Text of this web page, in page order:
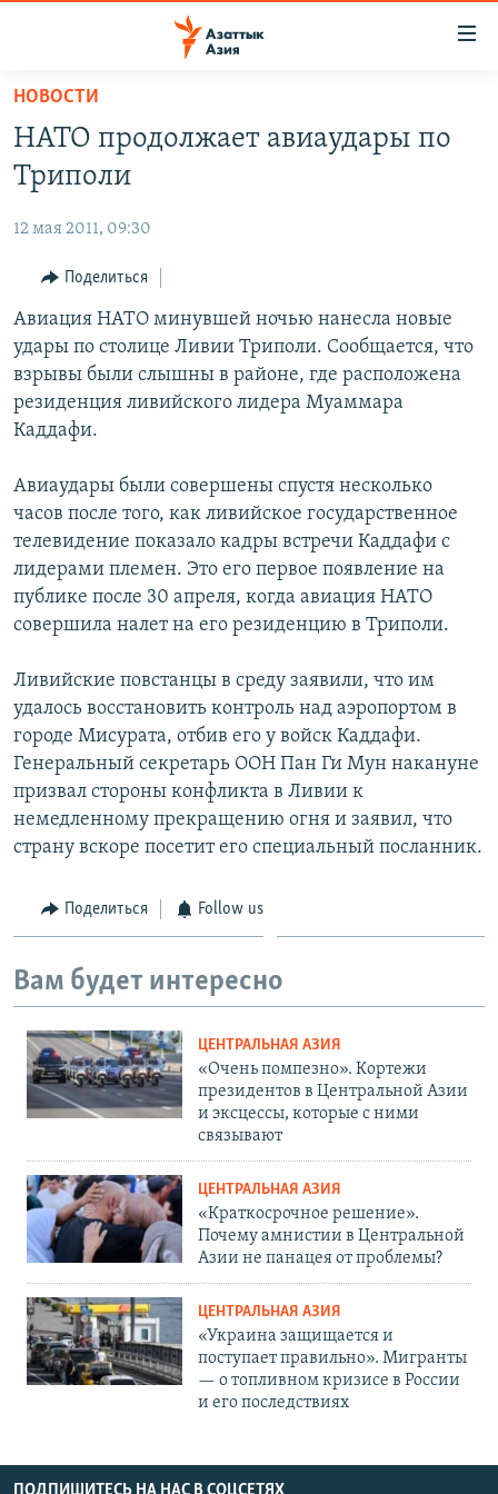
Вернуться
основному
содержанию
Вернутся
навигации
Вернутся
поиску
УЗБЕКИСТАН
ТАДЖИКИСТАН
ВОЙНА В УКРАИНЕ
НА ДРУГИХ ЯЗЫКАХ
ҚАЗАҚША
КЫРГЫЗЧА
ЎЗБЕКЧА
ТОҶИКӢ
TÜRKMENÇE
Все сайты РСЕ/РС
НОВОСТИ
НАТО продолжает авиаудары по
Триполи
12 мая 2011, 09:30
Поделиться
Авиация НАТО минувшей ночью нанесла новые
удары по столице Ливии Триполи. Сообщается, что
взрывы были слышны в районе, где расположена
резиденция ливийского лидера Муаммара
Каддафи.
Авиаудары были совершены спустя несколько
часов после того, как ливийское государственное
телевидение показало кадры встречи Каддафи с
лидерами племен. Это его первое появление на
публике после 30 апреля, когда авиация НАТО
совершила налет на его резиденцию в Триполи.
Ливийские повстанцы в среду заявили, что им
удалось восстановить контроль над аэропортом в
городе Мисурата, отбив его у войск Каддафи.
Генеральный секретарь ООН Пан Ги Мун накануне
призвал стороны конфликта в Ливии к
немедленному прекращению огня и заявил, что
страну вскоре посетит его специальный посланник.
Поделиться Follow us
Вам будет интересно
ЦЕНТРАЛЬНАЯ АЗИЯ
«Очень помпезно». Кортежи
президентов в Центральной Азии
и эксцессы, которые с ними
связывают
ЦЕНТРАЛЬНАЯ АЗИЯ
«Краткосрочное решение».
Почему амнистии в Центральной
Азии не панацея от проблемы?
ЦЕНТРАЛЬНАЯ АЗИЯ
«Украина защищается и
поступает правильно». Мигранты
— о топливном кризисе в России
и его последствиях